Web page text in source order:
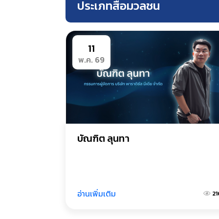
ประเภทสื่อมวลชน
11
พ.ค. 69
บัณฑิต ลุนทา
อ่านเพิ่มเติม